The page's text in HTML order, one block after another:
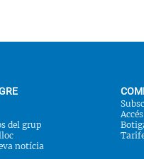
del grup
notícia